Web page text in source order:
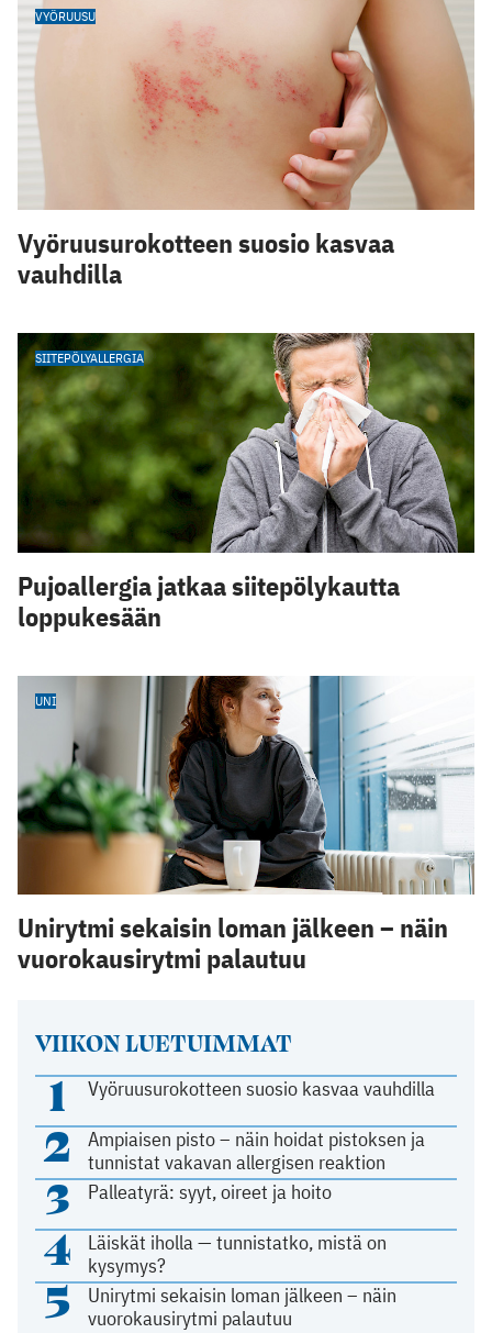
VIIKON LUETUIMMAT
1 Vyöruusurokotteen suosio kasvaa vauhdilla
2
Ampiaisen pisto – näin hoidat pistoksen ja
tunnistat vakavan allergisen reaktion
3 Palleatyrä: syyt, oireet ja hoito
4
Läiskät iholla — tunnistatko, mistä on
kysymys?
5
Unirytmi sekaisin loman jälkeen – näin
vuorokausirytmi palautuu
VYÖRUUSU
Vyöruusurokotteen suosio kasvaa
vauhdilla
SIITEPÖLYALLERGIA
Pujoallergia jatkaa siitepölykautta
loppukesään
UNI
Unirytmi sekaisin loman jälkeen – näin
vuorokausirytmi palautuu